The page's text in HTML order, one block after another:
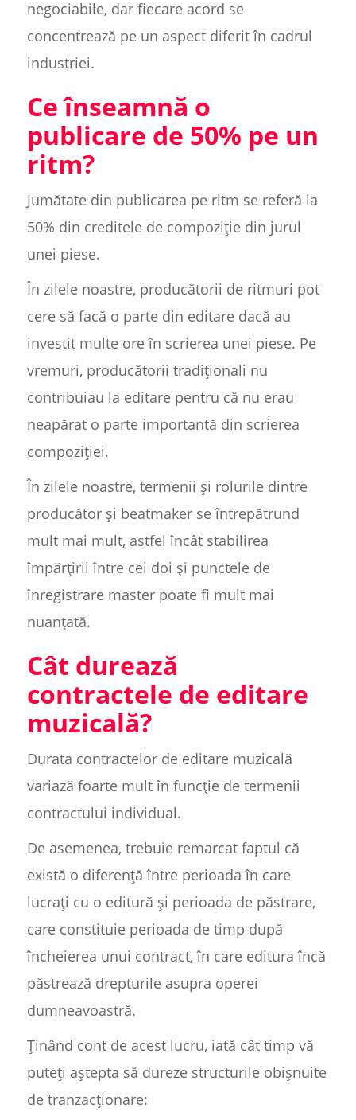
negociabile, dar fiecare acord se
concentrează pe un aspect diferit în cadrul
industriei.
Ce înseamnă o
publicare de 50% pe un
ritm?
Jumătate din publicarea pe ritm se referă la
50% din creditele de compoziție din jurul
unei piese.
În zilele noastre, producătorii de ritmuri pot
cere să facă o parte din editare dacă au
investit multe ore în scrierea unei piese. Pe
vremuri, producătorii tradiționali nu
contribuiau la editare pentru că nu erau
neapărat o parte importantă din scrierea
compoziției.
În zilele noastre, termenii și rolurile dintre
producător și beatmaker se întrepătrund
mult mai mult, astfel încât stabilirea
împărțirii între cei doi și punctele de
înregistrare master poate fi mult mai
nuanțată.
Cât durează
contractele de editare
muzicală?
Durata contractelor de editare muzicală
variază foarte mult în funcție de termenii
contractului individual.
De asemenea, trebuie remarcat faptul că
există o diferență între perioada în care
lucrați cu o editură și perioada de păstrare,
care constituie perioada de timp după
încheierea unui contract, în care editura încă
păstrează drepturile asupra operei
dumneavoastră.
Ținând cont de acest lucru, iată cât timp vă
puteți aștepta să dureze structurile obișnuite
de tranzacționare: